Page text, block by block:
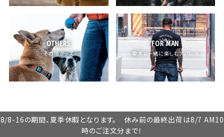
OTHERS
- その他グッズ -
FOR MAN
- 愛犬と一緒に楽しむアパレル -
8/8-16の期間、夏季休暇となります。 休み前の最終出荷は8/7 AM10
時のご注文分まで！